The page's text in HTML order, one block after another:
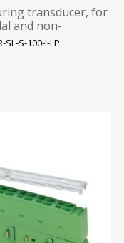
transducer, for
and non-
currents,
S-100-I-LP